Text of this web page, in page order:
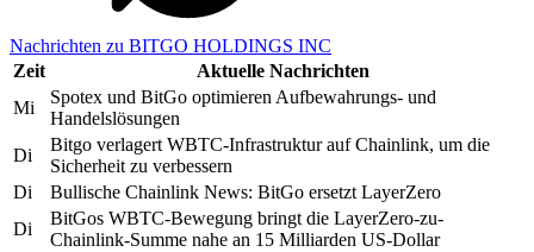
Nachrichten zu BITGO HOLDINGS INC
Zeit
Aktuelle Nachrichten
Mi
Spotex und BitGo optimieren Aufbewahrungs- und
Handelslösungen
Di
Bitgo verlagert WBTC-Infrastruktur auf Chainlink, um die
Sicherheit zu verbessern
Di
Bullische Chainlink News: BitGo ersetzt LayerZero
Di
BitGos WBTC-Bewegung bringt die LayerZero-zu-
Chainlink-Summe nahe an 15 Milliarden US-Dollar